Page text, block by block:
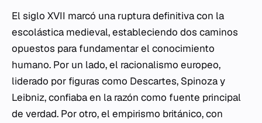
El siglo XVII marcó una ruptura definitiva con la
escolástica medieval, estableciendo dos caminos
opuestos para fundamentar el conocimiento
humano. Por un lado, el racionalismo europeo,
liderado por figuras como Descartes, Spinoza y
Leibniz, confiaba en la razón como fuente principal
de verdad. Por otro, el empirismo británico, con